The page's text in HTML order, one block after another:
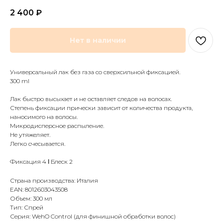
2 400 ₽
Нет в наличии
Универсальный лак без газа со сверхсильной фиксацией.
300 ml
Лак быстро высыхает и не оставляет следов на волосах.
Степень фиксации прически зависит от количества продукта,
наносимого на волосы.
Микродисперсное распыление.
Не утяжеляет.
Легко счесывается.
Фиксация 4 Ι Блеск 2
Страна производства: Италия
EAN: 8012603043508
Объем: 300 мл
Тип: Спрей
Серия: WehO Control (для финишной обработки волос)